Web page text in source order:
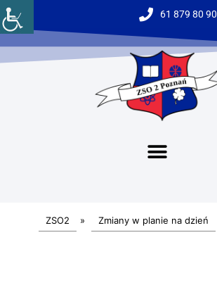
61 879 80 90
ZSO2 » Zmiany w planie na dzień